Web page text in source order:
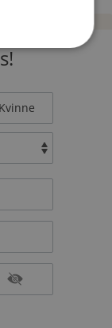
Kvinne